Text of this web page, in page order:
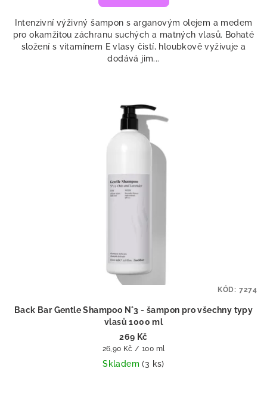
Intenzivní výživný šampon s arganovým olejem a medem
pro okamžitou záchranu suchých a matných vlasů. Bohaté
složení s vitamínem E vlasy čistí, hloubkově vyživuje a
dodává jim...
Back Bar Gentle Shampoo N°3 - šampon pro všechny typy
vlasů 1000 ml
269 Kč
Měrná
cena:
26,90 Kč / 100 ml
Skladem(3 ks)
KÓD: 7274